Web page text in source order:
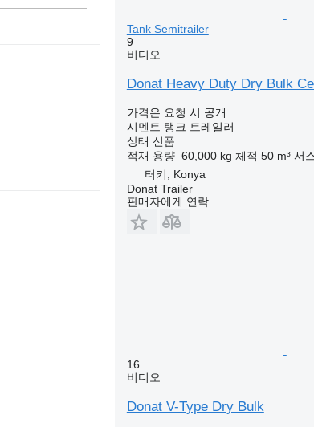
Tank Semitrailer
9
비디오
Donat Heavy Duty Dry Bulk
가격은 요청 시 공개
시멘트 탱크 트레일러
상태 신품
적재 용량 60,000 kg 체적 50 m³ 서
터키, Konya
Donat Trailer
판매자에게 연락
16
비디오
Donat V-Type Dry Bulk